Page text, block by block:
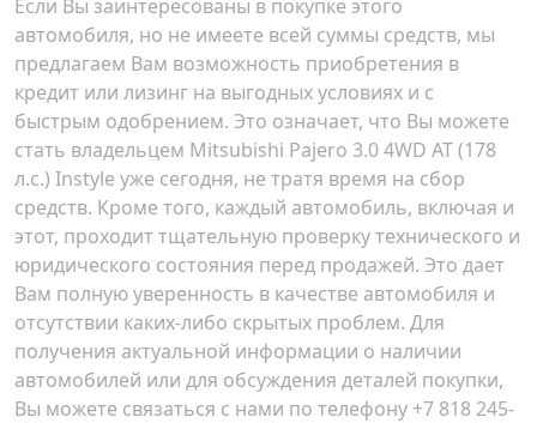
Если Вы заинтересованы в покупке этого
автомобиля, но не имеете всей суммы средств, мы
предлагаем Вам возможность приобретения в
кредит или лизинг на выгодных условиях и с
быстрым одобрением. Это означает, что Вы можете
стать владельцем Mitsubishi Pajero 3.0 4WD AT (178
л.с.) Instyle уже сегодня, не тратя время на сбор
средств. Кроме того, каждый автомобиль, включая и
этот, проходит тщательную проверку технического и
юридического состояния перед продажей. Это дает
Вам полную уверенность в качестве автомобиля и
отсутствии каких-либо скрытых проблем. Для
получения актуальной информации о наличии
автомобилей или для обсуждения деталей покупки,
Вы можете связаться с нами по телефону +7 818 245-